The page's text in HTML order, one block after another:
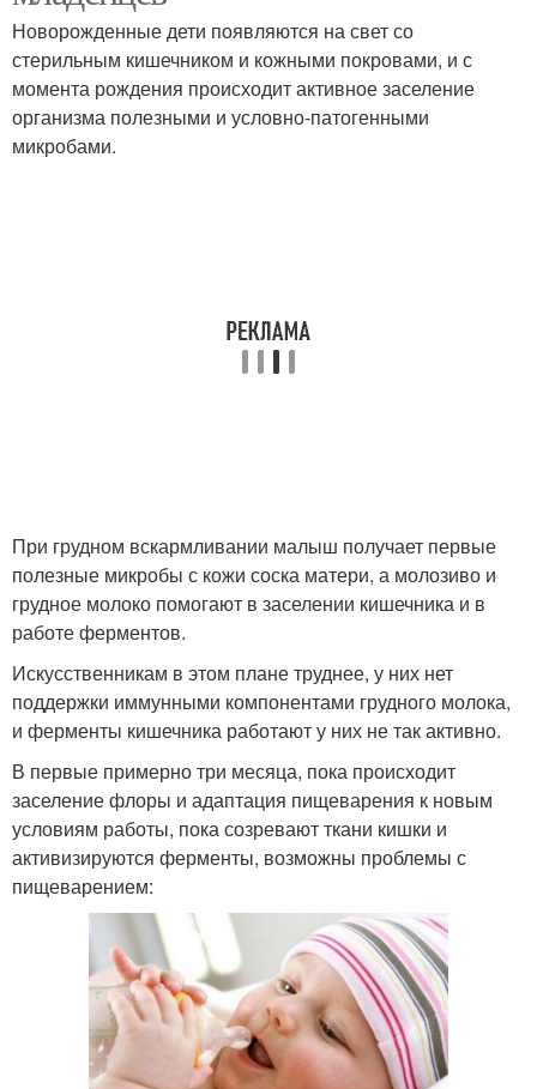
Новорожденные дети появляются на свет со
стерильным кишечником и кожными покровами, и с
момента рождения происходит активное заселение
организма полезными и условно-патогенными
микробами.
При грудном вскармливании малыш получает первые
полезные микробы с кожи соска матери, а молозиво и
грудное молоко помогают в заселении кишечника и в
работе ферментов.
Искусственникам в этом плане труднее, у них нет
поддержки иммунными компонентами грудного молока,
и ферменты кишечника работают у них не так активно.
В первые примерно три месяца, пока происходит
заселение флоры и адаптация пищеварения к новым
условиям работы, пока созревают ткани кишки и
активизируются ферменты, возможны проблемы с
пищеварением: